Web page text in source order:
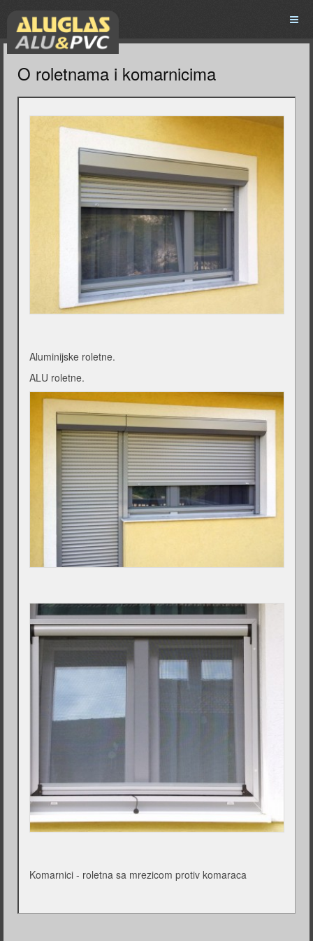
O roletnama i komarnicima
Aluminijske roletne.
ALU roletne.
Komarnici - roletna sa mrezicom protiv komaraca